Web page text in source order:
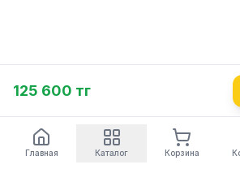
125 600 тг
Главная Каталог Корзина